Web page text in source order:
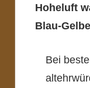
Hoheluft
Blau-
Bei